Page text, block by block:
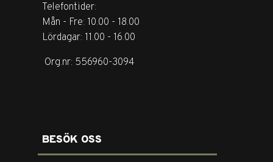
Telefontider:
Mån - Fre: 10.00 - 18.00
Lördagar: 11.00 - 16.00
Org.nr: 556960-3094
BESÖK OSS